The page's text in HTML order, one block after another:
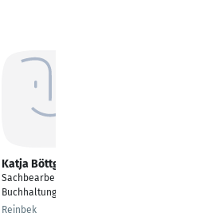
Katja Böttger
Sachbearbeiterin
Buchhaltung
Reinbek